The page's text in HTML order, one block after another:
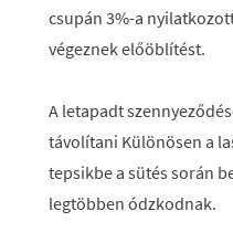
csupán 3%-a
végeznek előöblítést.
A letapadt
távolítani Különösen a
tepsikbe a sütés során
legtöbben ódzkodnak.